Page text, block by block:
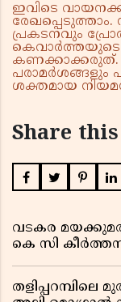
ഇവിടെ
രേഖപ്പെടുത്താം.
പ്രകടനവും
കെവാർത്തയുടെ
കണക്കാക്കരുത്.
പരാമർശങ്ങളും
ശക്തമായ
Share
വടകര
കെ സി
തളിപ്പറമ്പിലെ